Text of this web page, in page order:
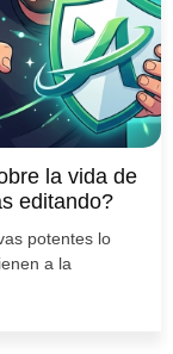
la vida de
editando?
potentes lo
a la